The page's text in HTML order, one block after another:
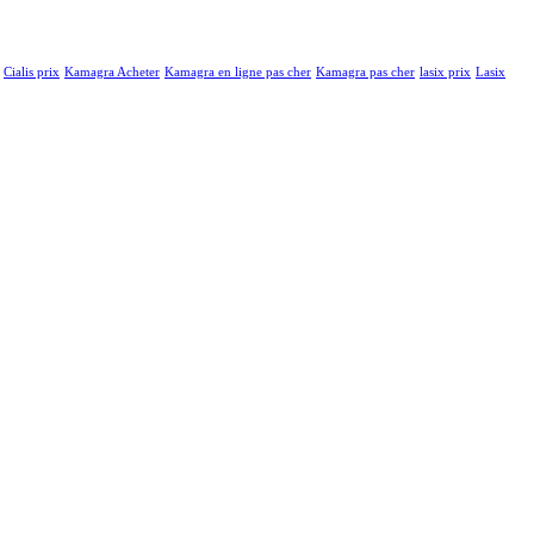
Cialis prix Kamagra Acheter Kamagra en ligne pas cher Kamagra pas cher lasix prix Lasix